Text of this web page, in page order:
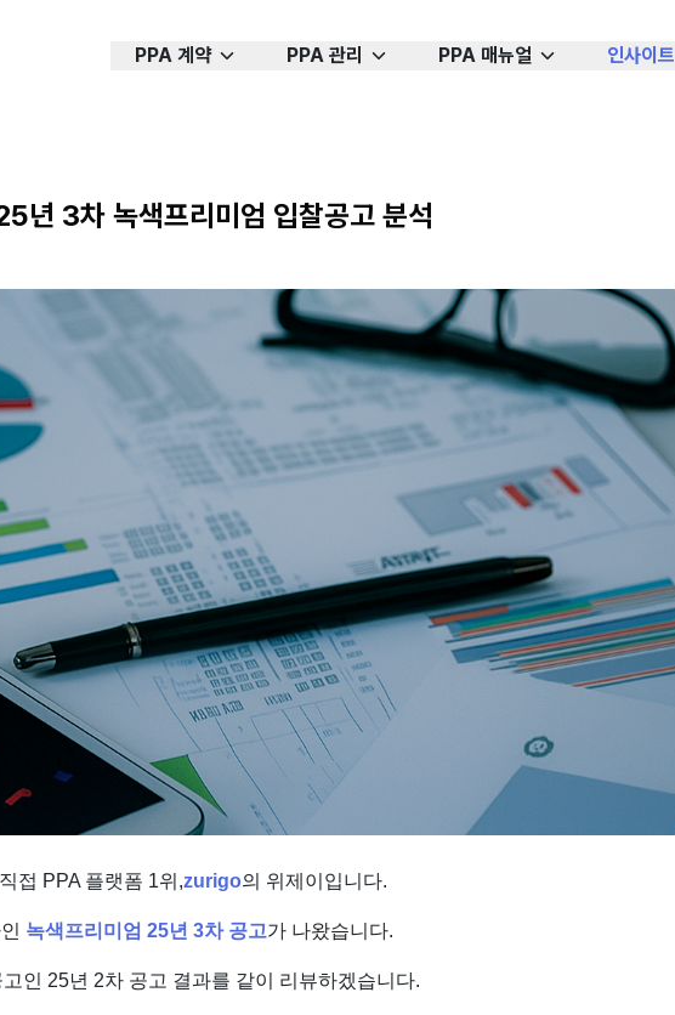
PPA 계약 PPA 관리 PPA 매뉴얼 인사이트
년 3차 녹색프리미엄 입찰공고 분석
접 PPA 플랫폼 1위,zurigo의 위제이입니다.
녹색프리미엄 25년 3차 공고가 나왔습니다.
인 25년 2차 공고 결과를 같이 리뷰하겠습니다.